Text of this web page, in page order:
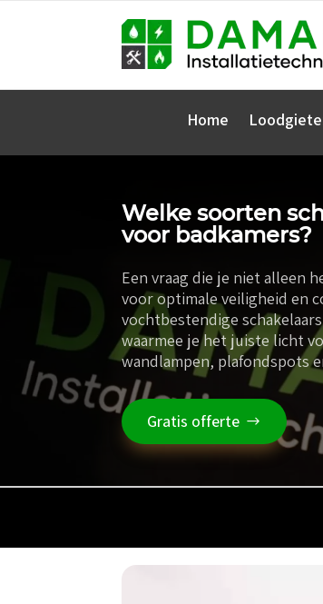
Home
Welke soorten
voor badkamers?
Een vraag die je niet alleen
voor optimale veiligheid en
vochtbestendige
waarmee je het juiste licht
wandlampen, plafondspots
Gratis offerte